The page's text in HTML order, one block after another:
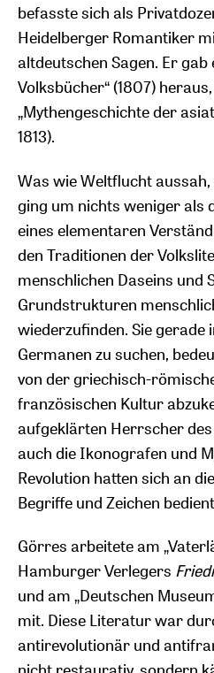
befasste sich als
Heidelberger Romantiker
altdeutschen Sagen. Er gab
Volksbücher“ (1807)
„Mythengeschichte der
1813).
Was wie Weltflucht
ging um nichts weniger als
eines elementaren
den Traditionen der
menschlichen Daseins und
Grundstrukturen
wiederzufinden. Sie gerade
Germanen zu suchen,
von der griechisch-
französischen Kultur
aufgeklärten Herrscher des
auch die Ikonografen und
Revolution hatten sich an
Begriffe und Zeichen
Görres arbeitete am
Hamburger Verlegers
und am „Deutschen
mit. Diese Literatur war
antirevolutionär und